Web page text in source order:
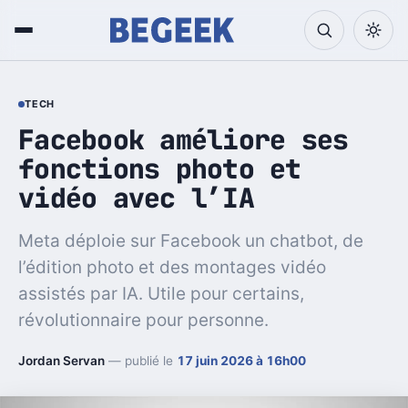
TECH
Facebook améliore ses
fonctions photo et
vidéo avec l’IA
Meta déploie sur Facebook un chatbot, de
l’édition photo et des montages vidéo
assistés par IA. Utile pour certains,
révolutionnaire pour personne.
Jordan Servan — publié le 17 juin 2026 à 16h00